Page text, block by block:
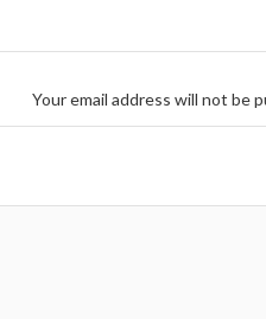
Your email address will not be